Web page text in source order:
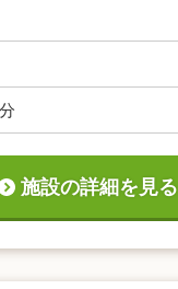
施設の詳細を見る